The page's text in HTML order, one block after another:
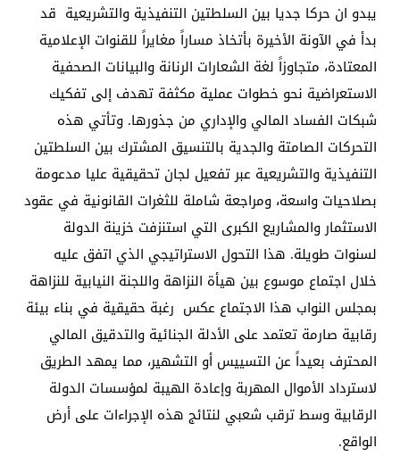
يبدو ان حركا جديا بين السلطتين التنفيذية والتشريعية قد
بدأ في الآونة الأخيرة بأتخاذ مساراً مغايراً للقنوات الإعلامية
المعتادة، متجاوزاً لغة الشعارات الرنانة والبيانات الصحفية
الاستعراضية نحو خطوات عملية مكثفة تهدف إلى تفكيك
شبكات الفساد المالي والإداري من جذورها. وتأتي هذه
التحركات الصامتة والجدية بالتنسيق المشترك بين السلطتين
التنفيذية والتشريعية عبر تفعيل لجان تحقيقية عليا مدعومة
بصلاحيات واسعة، ومراجعة شاملة للثغرات القانونية في عقود
الاستثمار والمشاريع الكبرى التي استنزفت خزينة الدولة
لسنوات طويلة. هذا التحول الاستراتيجي الذي اتفق عليه
خلال اجتماع موسوع بين هيأة النزاهة واللجنة النيابية للنزاهة
بمجلس النواب هذا الاجتماع عكس رغبة حقيقية في بناء بيئة
رقابية صارمة تعتمد على الأدلة الجنائية والتدقيق المالي
المحترف بعيداً عن التسييس أو التشهير، مما يمهد الطريق
لاسترداد الأموال المهربة وإعادة الهيبة لمؤسسات الدولة
الرقابية وسط ترقب شعبي لنتائج هذه الإجراءات على أرض
الواقع.